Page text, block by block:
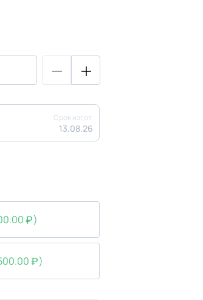
Срок изгот.
13.08.26
)
)